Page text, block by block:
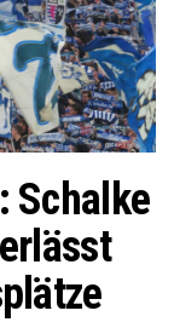
Schalke